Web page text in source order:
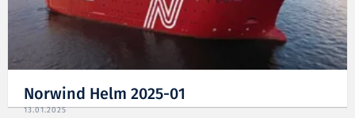
Norwind Helm 2025-01
13.01.2025